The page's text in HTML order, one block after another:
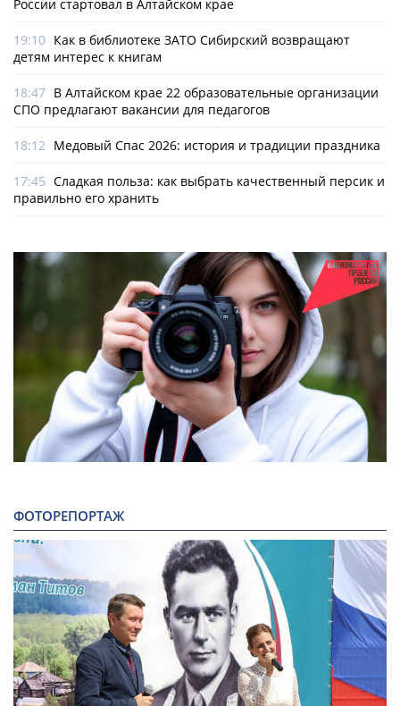
России стартовал в Алтайском крае
19:10 Как в библиотеке ЗАТО Сибирский возвращают
детям интерес к книгам
18:47 В Алтайском крае 22 образовательные организации
СПО предлагают вакансии для педагогов
18:12 Медовый Спас 2026: история и традиции праздника
17:45 Сладкая польза: как выбрать качественный персик и
правильно его хранить
ФОТОРЕПОРТАЖ